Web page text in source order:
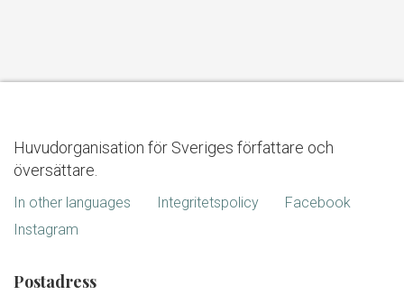
Huvudorganisation för Sveriges författare och
översättare.
In other languages Integritetspolicy
Facebook
Instagram
Postadress